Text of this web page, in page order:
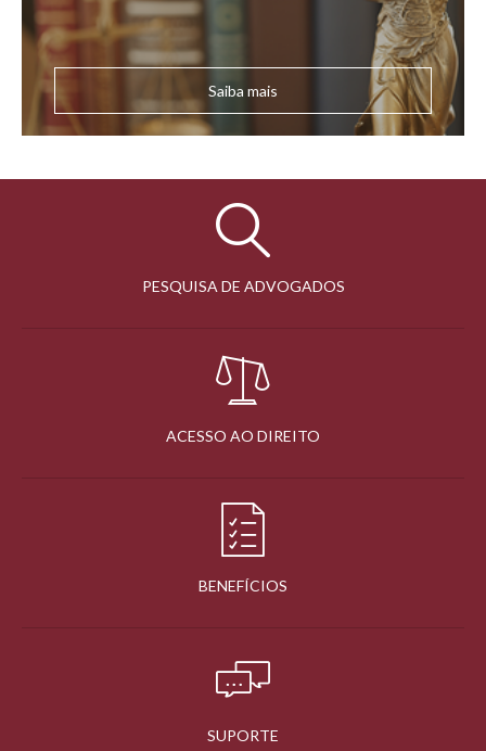
Saiba mais
PESQUISA DE ADVOGADOS
ACESSO AO DIREITO
BENEFÍCIOS
SUPORTE